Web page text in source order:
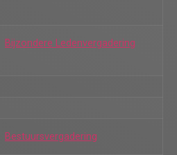
Bijzondere Ledenvergadering
Bestuursvergadering